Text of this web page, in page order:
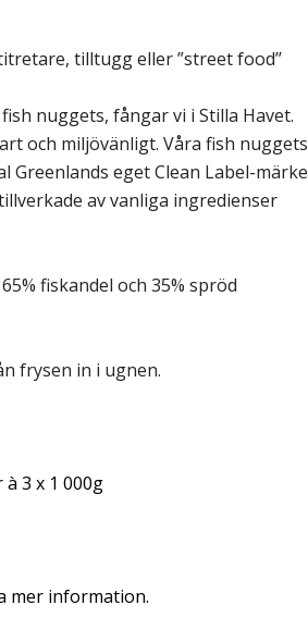
tilltugg eller ”street food’’
nuggets, fångar vi i Stilla Havet.
och miljövänligt. Våra fish nuggets
Greenlands eget Clean Label-märke
av vanliga ingredienser
fiskandel och 35% spröd
frysen in i ugnen.
3 x 1 000g
mer information.